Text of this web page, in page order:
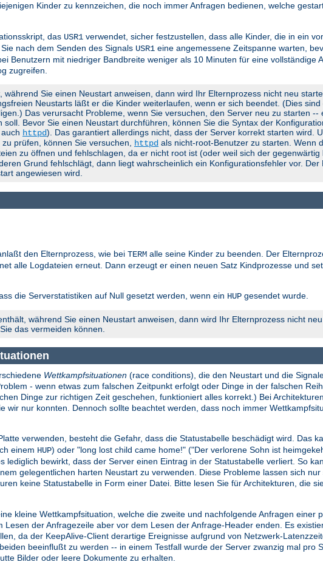
Kinder zu kennzeichen, die noch immer Anfragen bedienen, welche
das USR1 verwendet, sicher festzustellen, dass alle Kinder, die in ein
nach dem Senden des Signals USR1 eine angemessene Zeitspanne warten,
Benutzern mit niedriger Bandbreite weniger als 10 Minuten für eine vollständige
zugreifen.
Sie einen Neustart anweisen, dann wird Ihr Elternprozess nicht neu
Neustarts läßt er die Kinder weiterlaufen, wenn er sich beendet. (Dies
Das verursacht Probleme, wenn Sie versuchen, den Server neu zu starten --
Bevor Sie einen Neustart durchführen, können Sie die Syntax der
httpd). Das garantiert allerdings nicht, dass der Server korrekt starten wird.
prüfen, können Sie versuchen, httpd als nicht-root-Benutzer zu starten. Wenn
zu öffnen und fehlschlagen, da er nicht root ist (oder weil sich der gegenwärtig
Grund fehlschlägt, dann liegt wahrscheinlich ein Konfigurationsfehler vor. Der
angewiesen wird.
den Elternprozess, wie bei TERM alle seine Kinder zu beenden. Der
alle Logdateien erneut. Dann erzeugt er einen neuen Satz Kindprozesse und
die Serverstatistiken auf Null gesetzt werden, wenn ein HUP gesendet wurde.
während Sie einen Neustart anweisen, dann wird Ihr Elternprozess nicht
das vermeiden können.
Wettkampfsituationen (race conditions), die den Neustart und die
- wenn etwas zum falschen Zeitpunkt erfolgt oder Dinge in der falschen
Dinge zur richtigen Zeit geschehen, funktioniert alles korrekt.) Bei
wir nur konnten. Dennoch sollte beachtet werden, dass noch immer
verwenden, besteht die Gefahr, dass die Statustabelle beschädigt wird. Das
einem HUP) oder "long lost child came home!" ("Der verlorene Sohn ist
lediglich bewirkt, dass der Server einen Eintrag in der Statustabelle verliert. So
gelegentlichen harten Neustart zu verwenden. Diese Probleme lassen sich
keine Statustabelle in Form einer Datei. Bitte lesen Sie für Architekturen, die
kleine Wettkampfsituation, welche die zweite und nachfolgende Anfragen einer
der Anfragezeile aber vor dem Lesen der Anfrage-Header enden. Es
da der KeepAlive-Client derartige Ereignisse aufgrund von Netzwerk-
beeinflußt zu werden -- in einem Testfall wurde der Server zwanzig mal pro
Bilder oder leere Dokumente zu erhalten.